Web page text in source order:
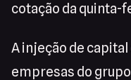
cotação da quinta-
A injeção de
empresas do